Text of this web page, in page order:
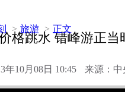
> 旅游 > 正文
格跳水 错峰游正当
年10月08日 10:45 来源：中